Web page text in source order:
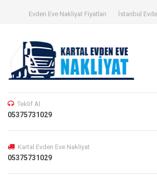
Evden Eve Nakliyat Fiyatları İstanbul
Teklif Al
05375731029
Kartal Evden Eve Nakliyat
05375731029